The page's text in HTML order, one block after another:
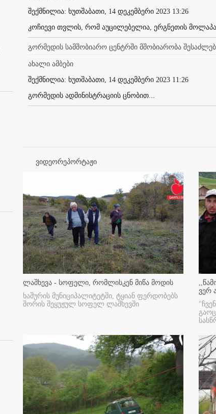
შექმნილია: ხუთშაბათი, 14 დეკემბერი 2023 13:26
კოჩიევი თვლის, რომ აუცილებელია, ერგნეთის
გორმედის სამშობიარო ცენტრში მშობიარობა
ახალი ამბები
შექმნილია: ხუთშაბათი, 14 დეკემბერი 2023 11:26
გორმედის ადმინისტრაციის ცნობით...
ვიდეორეპორტაჟი
ლაშხევა - სოფელი, რომლისკენ მიწა მოდის
ხაშურის მუნიციპალიტეტში, ტყიან ფერდობებს
შორის შეყუჟულ სოფელ ლაშხევში
ვერ